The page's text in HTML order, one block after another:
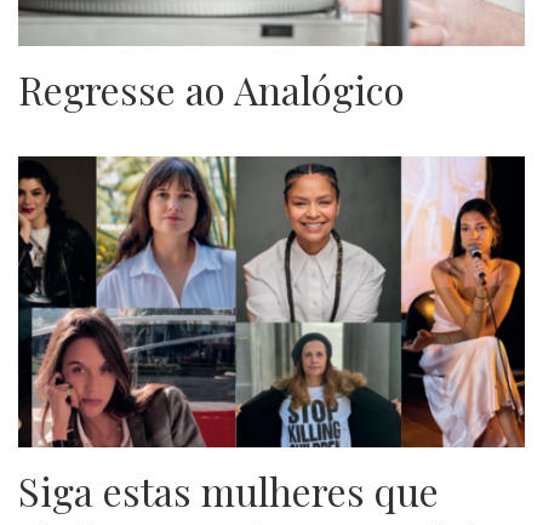
Regresse ao Analógico
Siga estas mulheres que